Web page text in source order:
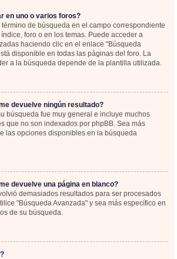
en uno o varios foros?
término de búsqueda en el campo correspondiente
foro o en los temas. Puede acceder a
haciendo clic en el enlace "Búsqueda
disponible en todas las páginas del foro. La
a la búsqueda depende de la plantilla utilizada.
devuelve ningún resultado?
búsqueda fue muy general e incluye muchos
que no son indexados por phpBB. Sea más
las opciones disponibles en la búsqueda
devuelve una página en blanco?
demasiados resultados para ser procesados
"Búsqueda Avanzada" y sea más específico en
de su búsqueda.